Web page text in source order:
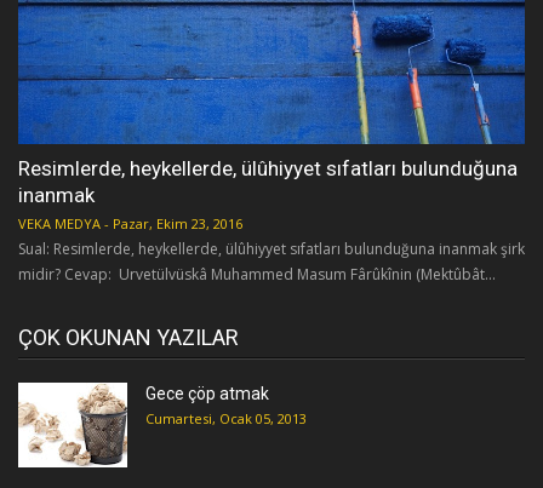
Resimlerde, heykellerde, ülûhiyyet sıfatları bulunduğuna
inanmak
VEKA MEDYA - Pazar, Ekim 23, 2016
Sual: Resimlerde, heykellerde, ülûhiyyet sıfatları bulunduğuna inanmak şirk
midir? Cevap: Urvetülvüskâ Muhammed Masum Fârûkînin (Mektûbât...
ÇOK OKUNAN YAZILAR
Gece çöp atmak
Cumartesi, Ocak 05, 2013